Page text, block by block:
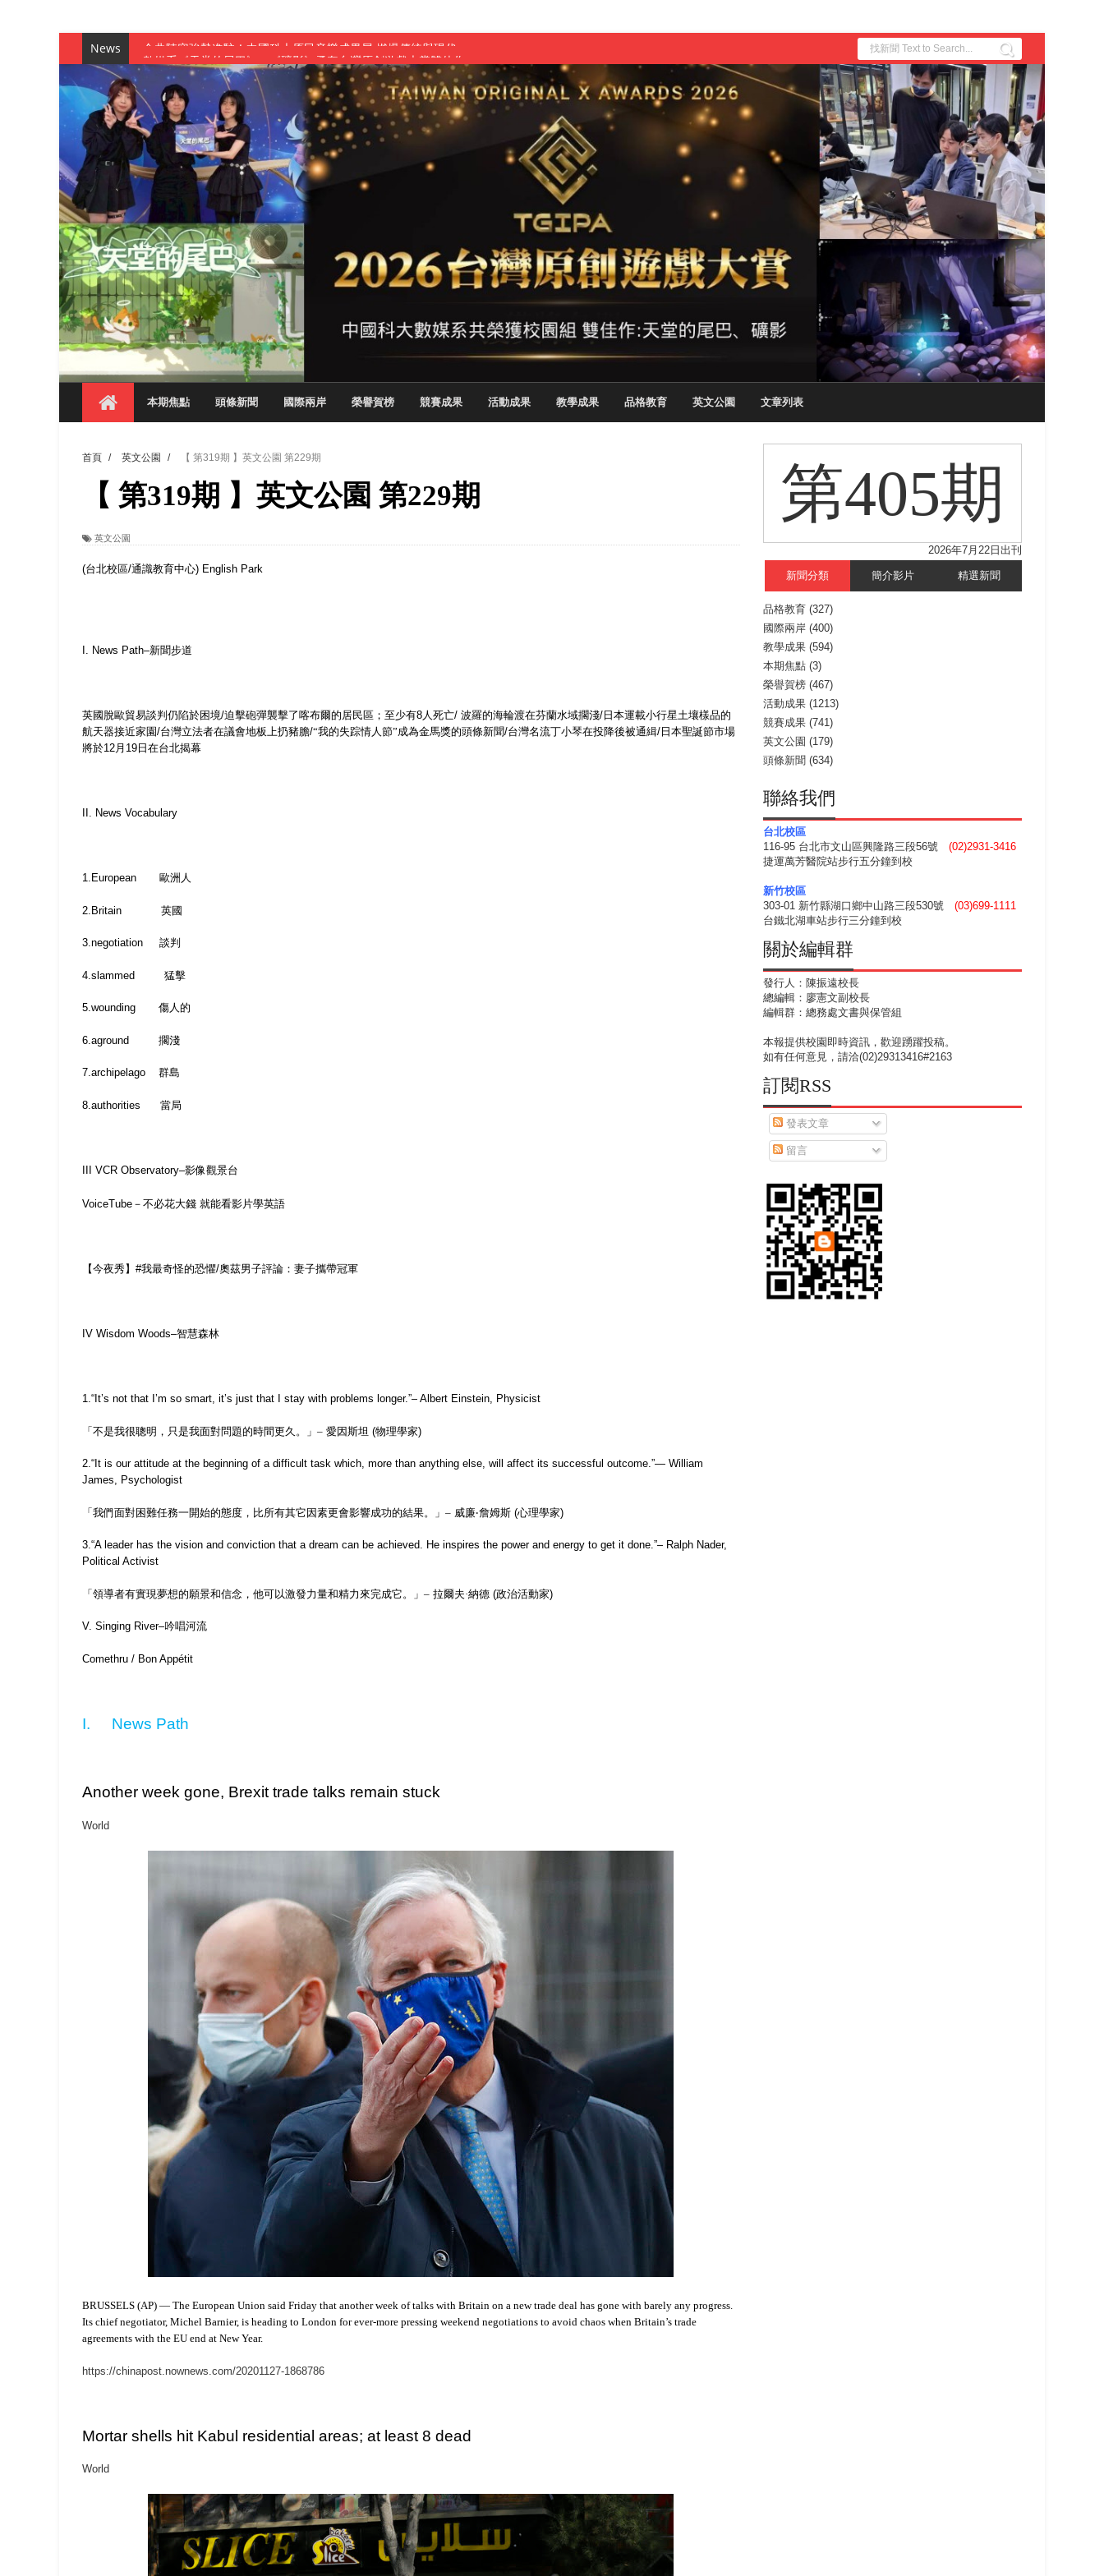
News
數媒系《天堂的尾巴》、《礦影》勇奪台灣原創遊戲大賞雙佳作
師生攜手磨練一個月！觀管系榮獲天籟盃全國大專廣播詞競賽英文組佳作
一銀彭仁主中國科大開講 解密AI時代的金融轉型與數位正義
通識教育中心主辦「114學年度AI英文自我介紹比賽」成績出爐
數據後的溫度：財金系傑出校友共議「人文素養」 點亮智慧金融時代的跨域新局
森城建設股份有限公司捐贈 嘉惠行管系莘莘學子
產學合作新里程！財金系師生參訪中租控股 探索金融實習優勢
英文公園 315期
【 第404期 】影視系榮獲59屆美國休士頓國際影展最高榮譽白金獎
【 第404期 】你抓得到我嗎？數媒系VR新創遊戲抱回金點新秀獎
【 第404期 】數媒系《光影潛歷史》榮獲全國實務專題競賽第一名
【 第404期 】探索空間設計解方 室設系學子於 2026 TSID 提出具體舊建築再利用提案
【 第404期 】從創意到實踐 數媒系學生於技專校院電腦動畫競賽嶄露頭角
【 第404期 】以品格奠基、用領導領航：中國科大雙校區學生會全國賽勇奪佳績
領航AI創先例！ 數媒系錄音室獲「杜比全景聲」與「Wwise」雙認證
觀管系展現跨域創新與實作育人成效 AI智慧餐飲管家獲全國第二名
金曲陣容強勢進駐！中國科大原民音樂成果展 燃爆傳統與現代
本期焦點 頭條新聞 國際兩岸 榮譽賀榜 競賽成果 活動成果 教學成果 品格教育 英文公園 文章列表
首頁 / 英文公園 / 【 第319期 】英文公園 第229期
【 第319期 】英文公園 第229期
英文公園
(台北校區/通識教育中心) English Park
I. News Path–新聞步道
英國脫歐貿易談判仍陷於困境/迫擊砲彈襲擊了喀布爾的居民區；至少有8人死亡/ 波羅的海輪渡在芬蘭水域擱淺/ 日本運載小行星土壤樣品的
航天器接近家園/台灣立法者在議會地板上扔豬膽/“我的失踪情人節”成為金馬獎的頭條新聞/台灣名流丁小琴在投降後被通緝/ 日本聖誕節市場
將於12月 19 日在台北揭幕
II. News Vocabulary
1.European 歐洲人
2.Britain 英國
3.negotiation 談判
4.slammed 猛擊
5.wounding 傷人的
6.aground 擱淺
7.archipelago 群島
8.authorities 當局
III VCR Observatory–影像觀景台
VoiceTube －不必花大錢 就能看影片學英語
【今夜秀】 #我最奇怪的恐懼/奧茲男子評論：妻子攜帶冠軍
IV Wisdom Woods–智慧森林
1.“ It’s not that I ’m so smart, it’s just that I stay with problems longer.”– Albert Einstein, Physicist
「不是我很聰明，只是我面對問題的時間更久。」– 愛因斯坦 (物理學家)
2.“ It is our attitude at the beginning of a difficult task which, more than anything else, will affect its successful outcome.”— William
James, Psychologist
「我們面對困難任務一開始的態度，比所有其它因素更會影響成功的結果。」– 威廉‧詹姆斯 (心理學家)
3.“A leader has the vision and conviction that a dream can be achieved. He inspires the power and energy to get it done.”– Ralph Nader,
Political Activist
「領導者有實現夢想的願景和信念，他可以激發力量和精力來完成它。」– 拉爾夫·納德 (政治活動家)
V. Singing River–吟唱河流
Comethru / Bon Appétit
I. News Path
Another week gone, Brexit trade talks remain stuck
World
BRUSSELS (AP) — The European Union said Friday that another week of talks with Britain on a new trade deal has gone with barely any progress.
Its chief negotiator, Michel Barnier, is heading to London for ever-more pressing weekend negotiations to avoid chaos when Britain’s trade
agreements with the EU end at New Year.
https://chinapost.nownews.com/20201127-1868786
Mortar shells hit Kabul residential areas; at least 8 dead
World
第405期
2026年7月22日出刊
新聞分類 簡介影片 精選新聞
品格教育 (327)
國際兩岸 (400)
教學成果 (594)
本期焦點 (3)
榮譽賀榜 (467)
活動成果 (1213)
競賽成果 (741)
英文公園 (179)
頭條新聞 (634)
聯絡我們
台北校區
116-95 台北市文山區興隆路三段56號 (02)2931-3416
捷運萬芳醫院站步行五分鐘到校
新竹校區
303-01 新竹縣湖口鄉中山路三段530號 (03)699-1111
台鐵北湖車站步行三分鐘到校
關於編輯群
發行人：陳振遠校長
總編輯：廖憲文副校長
編輯群：總務處文書與保管組
本報提供校園即時資訊，歡迎踴躍投稿。
如有任何意見，請洽(02)29313416#2163
訂閱RSS
發表文章
留言